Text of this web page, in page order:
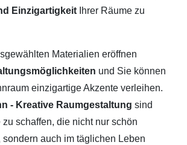
Einzigartigkeit Ihrer Räume zu
Materialien eröffnen
und Sie können
einzigartige Akzente verleihen.
- Kreative Raumgestaltung sind
zu schaffen, die nicht nur schön
auch im täglichen Leben